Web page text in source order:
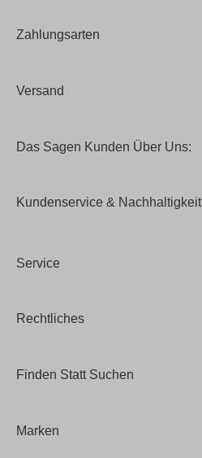
Zahlungsarten
Versand
Das Sagen Kunden Über Uns:
Kundenservice & Nachhaltigkeit
Service
Rechtliches
Finden Statt Suchen
Marken